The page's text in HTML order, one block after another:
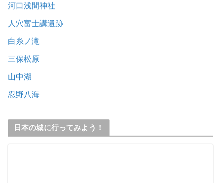
河口浅間神社
人穴富士講遺跡
白糸ノ滝
三保松原
山中湖
忍野八海
日本の城に行ってみよう！